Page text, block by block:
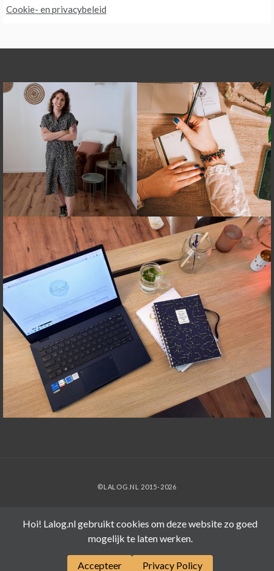
Cookie- en privacybeleid
©LALOG.NL 2015-2026
Hoi! Lalog.nl gebruikt cookies om deze website zo goed
mogelijk te laten werken.
Accepteer Privacy Policy